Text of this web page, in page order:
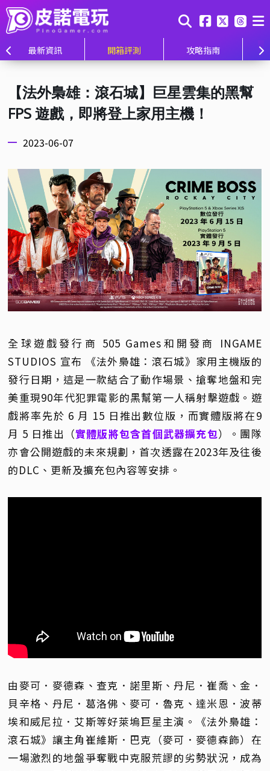
最新資訊 開箱評測 攻略指南
【法外梟雄：滾石城】巨星雲集的黑幫
FPS 遊戲，即將登上家用主機！
2023-06-07
全球遊戲發行商 505 Games和開發商 INGAME
STUDIOS 宣布 《法外梟雄：滾石城》家用主機版的
發行日期，這是一款結合了動作場景、搶奪地盤和完
美重現90年代犯罪電影的黑幫第一人稱射擊遊戲。遊
戲將率先於 6 月 15 日推出數位版，而實體版將在9
月 5 日推出（實體版將包含首個武器擴充包）。團隊
亦會公開遊戲的未來規劃，首次透露在2023年及往後
的DLC、更新及擴充包內容等安排。
由麥可．麥德森、查克．諾里斯、丹尼．崔喬、金．
貝辛格、丹尼．葛洛佛、麥可．魯克、達米恩．波蒂
埃和威尼拉．艾斯等好萊塢巨星主演。《法外梟雄：
滾石城》讓主角崔維斯．巴克（麥可．麥德森飾）在
一場激烈的地盤爭奪戰中克服荒謬的劣勢狀況，成為